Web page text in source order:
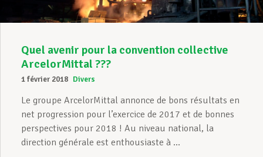
Quel avenir pour la convention collective
ArcelorMittal ???
1 février 2018 Divers
Le groupe ArcelorMittal annonce de bons résultats en
net progression pour l’exercice de 2017 et de bonnes
perspectives pour 2018 ! Au niveau national, la
direction générale est enthousiaste à ...